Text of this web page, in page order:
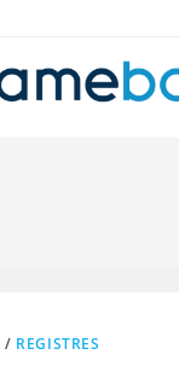
/ REGISTRES